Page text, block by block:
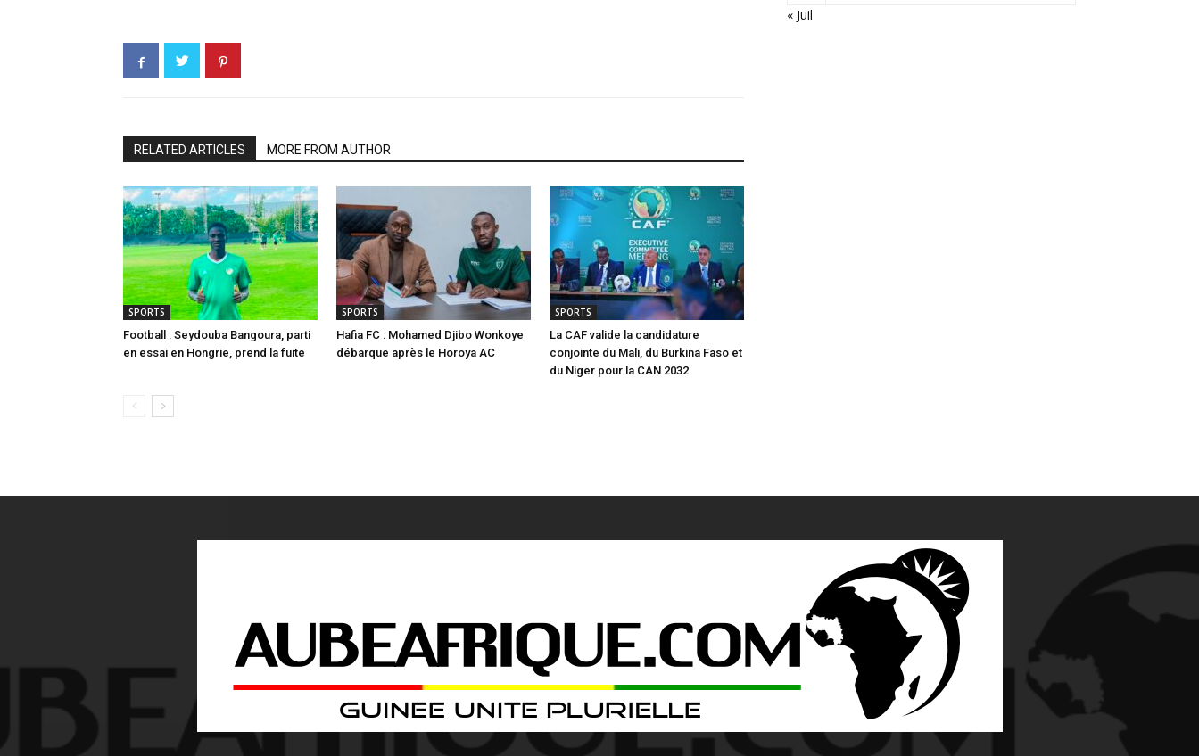
RELATED ARTICLES MORE FROM AUTHOR
SPORTS
Football : Seydouba Bangoura, parti
en essai en Hongrie, prend la fuite
SPORTS
Hafia FC : Mohamed Djibo Wonkoye
débarque après le Horoya AC
SPORTS
La CAF valide la candidature
conjointe du Mali, du Burkina Faso et
du Niger pour la CAN 2032
« Juil